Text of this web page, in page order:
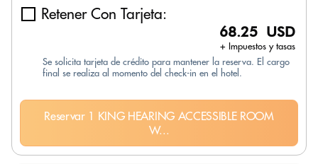
Retener Con Tarjeta:
68.25 USD
+ Impuestos y tasas
Se solicita tarjeta de crédito para mantener la reserva. El cargo
final se realiza al momento del check-in en el hotel.
Reservar 1 KING HEARING ACCESSIBLE ROOM
W...